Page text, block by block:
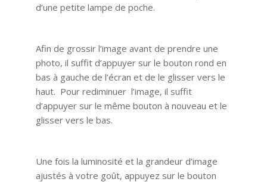
d’une petite lampe de poche.
Afin de grossir l’image avant de prendre une
photo, il suffit d’appuyer sur le bouton rond en
bas à gauche de l’écran et de le glisser vers le
haut. Pour rediminuer l’image, il suffit
d’appuyer sur le même bouton à nouveau et le
glisser vers le bas.
Une fois la luminosité et la grandeur d’image
ajustés à votre goût, appuyez sur le bouton